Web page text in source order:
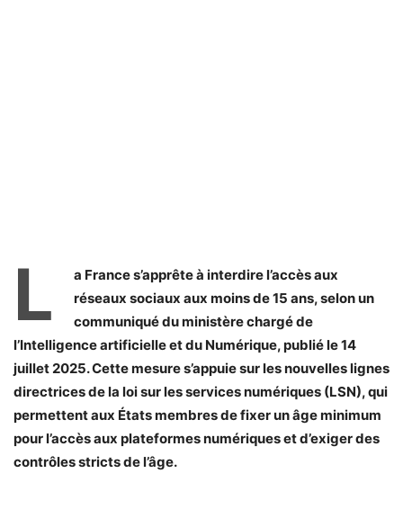
L
a France s’apprête à interdire l’accès aux
réseaux sociaux aux moins de 15 ans, selon un
communiqué du ministère chargé de
l’Intelligence artificielle et du Numérique, publié le 14
juillet 2025. Cette mesure s’appuie sur les nouvelles lignes
directrices de la loi sur les services numériques (LSN), qui
permettent aux États membres de fixer un âge minimum
pour l’accès aux plateformes numériques et d’exiger des
contrôles stricts de l’âge.